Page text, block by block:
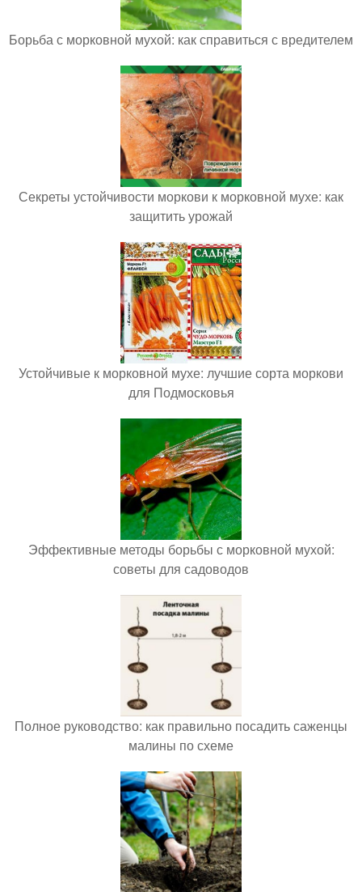
Борьба с морковной мухой: как справиться с вредителем
Секреты устойчивости моркови к морковной мухе: как
защитить урожай
Устойчивые к морковной мухе: лучшие сорта моркови
для Подмосковья
Эффективные методы борьбы с морковной мухой:
советы для садоводов
Полное руководство: как правильно посадить саженцы
малины по схеме